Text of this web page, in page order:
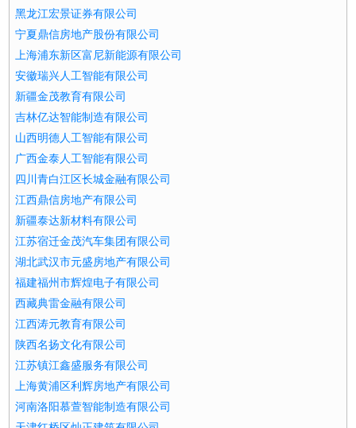
黑龙江宏景证券有限公司
宁夏鼎信房地产股份有限公司
上海浦东新区富尼新能源有限公司
安徽瑞兴人工智能有限公司
新疆金茂教育有限公司
吉林亿达智能制造有限公司
山西明德人工智能有限公司
广西金泰人工智能有限公司
四川青白江区长城金融有限公司
江西鼎信房地产有限公司
新疆泰达新材料有限公司
江苏宿迁金茂汽车集团有限公司
湖北武汉市元盛房地产有限公司
福建福州市辉煌电子有限公司
西藏典雷金融有限公司
江西涛元教育有限公司
陕西名扬文化有限公司
江苏镇江鑫盛服务有限公司
上海黄浦区利辉房地产有限公司
河南洛阳慕萱智能制造有限公司